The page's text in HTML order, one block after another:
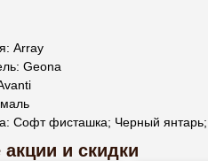
Array
Geona
Софт фисташка; Черный
и скидки